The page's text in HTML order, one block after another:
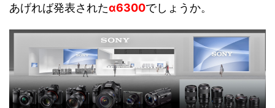
あげれば発表されたα6300でしょうか。